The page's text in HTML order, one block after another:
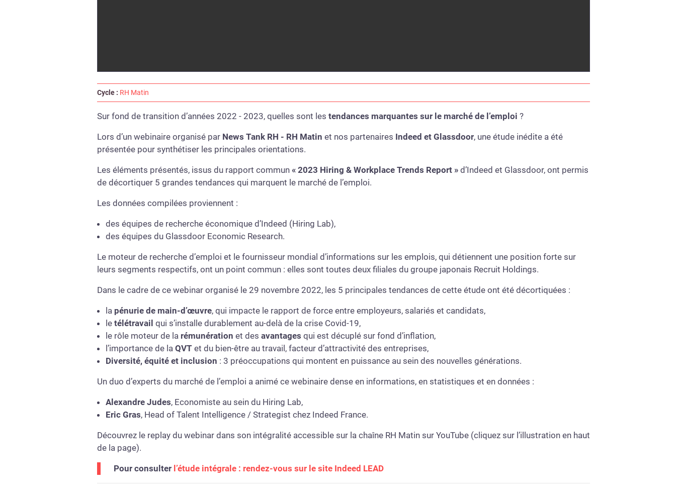
Cycle : RH Matin
Sur fond de transition d’années 2022 - 2023, quelles sont les tendances marquantes sur le marché de l’emploi ?
Lors d’un webinaire organisé par News Tank RH - RH Matin et nos partenaires Indeed et Glassdoor, une étude inédite a été
présentée pour synthétiser les principales orientations.
Les éléments présentés, issus du rapport commun « 2023 Hiring & Workplace Trends Report » d’Indeed et Glassdoor, ont permis
de décortiquer 5 grandes tendances qui marquent le marché de l’emploi.
Les données compilées proviennent :
des équipes de recherche économique d’Indeed (Hiring Lab),
des équipes du Glassdoor Economic Research.
Le moteur de recherche d’emploi et le fournisseur mondial d’informations sur les emplois, qui détiennent une position forte sur
leurs segments respectifs, ont un point commun : elles sont toutes deux filiales du groupe japonais Recruit Holdings.
Dans le cadre de ce webinar organisé le 29 novembre 2022, les 5 principales tendances de cette étude ont été décortiquées :
la pénurie de main-d’œuvre, qui impacte le rapport de force entre employeurs, salariés et candidats,
le télétravail qui s’installe durablement au-delà de la crise Covid-19,
le rôle moteur de la rémunération et des avantages qui est décuplé sur fond d’inflation,
l’importance de la QVTet du bien-être au travail, facteur d’attractivité des entreprises,
Diversité, équité et inclusion : 3 préoccupations qui montent en puissance au sein des nouvelles générations.
Un duo d’experts du marché de l’emploi a animé ce webinaire dense en informations, en statistiques et en données :
Alexandre Judes, Economiste au sein du Hiring Lab,
Eric Gras, Head of Talent Intelligence / Strategist chez Indeed France.
Découvrez le replay du webinar dans son intégralité accessible sur la chaîne RH Matin sur YouTube (cliquez sur l’illustration en haut
de la page).
Pour consulter l’étude intégrale : rendez-vous sur le site Indeed LEAD